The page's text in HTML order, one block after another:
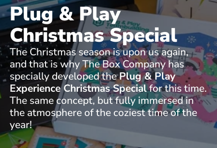
The Christmas season is upon us again,
and that is why The Box Company has
specially developed the Plug & Play
Experience Christmas Special for this time.
The same concept, but fully immersed in
the atmosphere of the coziest time of the
year!
Plug & Play
Christmas Special